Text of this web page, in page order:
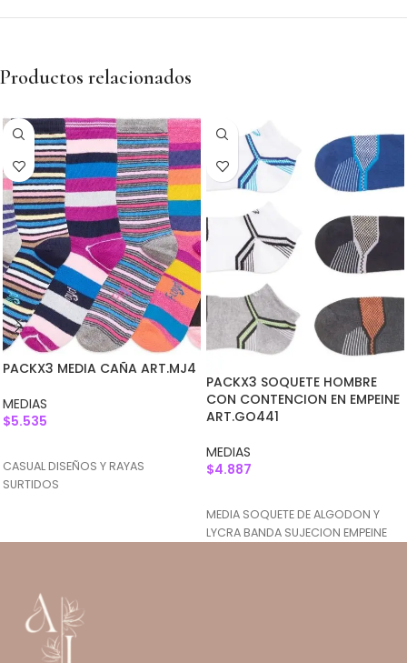
Productos relacionados
PACKX3 MEDIA CAÑA ART.MJ4
MEDIAS
$5.535
CASUAL DISEÑOS Y RAYAS
SURTIDOS
PACKX3 SOQUETE HOMBRE
CON CONTENCION EN EMPEINE
ART.GO441
MEDIAS
$4.887
MEDIA SOQUETE DE ALGODON Y
LYCRA BANDA SUJECION EMPEINE